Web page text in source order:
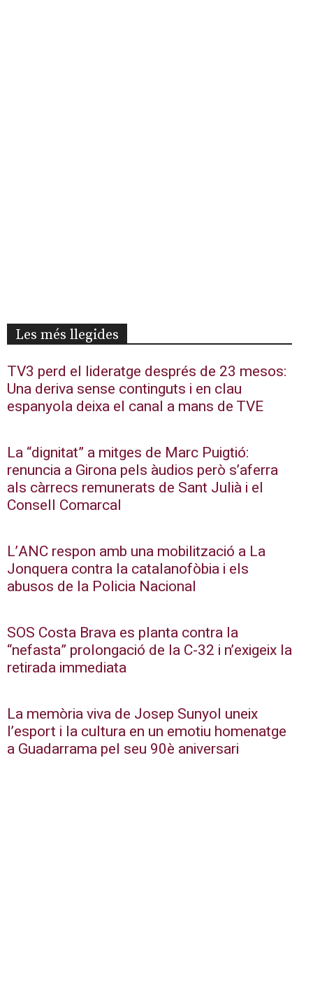
Les més llegides
TV3 perd el lideratge després de 23 mesos:
Una deriva sense continguts i en clau
espanyola deixa el canal a mans de TVE
La “dignitat” a mitges de Marc Puigtió:
renuncia a Girona pels àudios però s’aferra
als càrrecs remunerats de Sant Julià i el
Consell Comarcal
L’ANC respon amb una mobilització a La
Jonquera contra la catalanofòbia i els
abusos de la Policia Nacional
SOS Costa Brava es planta contra la
“nefasta” prolongació de la C-32 i n’exigeix la
retirada immediata
La memòria viva de Josep Sunyol uneix
l’esport i la cultura en un emotiu homenatge
a Guadarrama pel seu 90è aniversari